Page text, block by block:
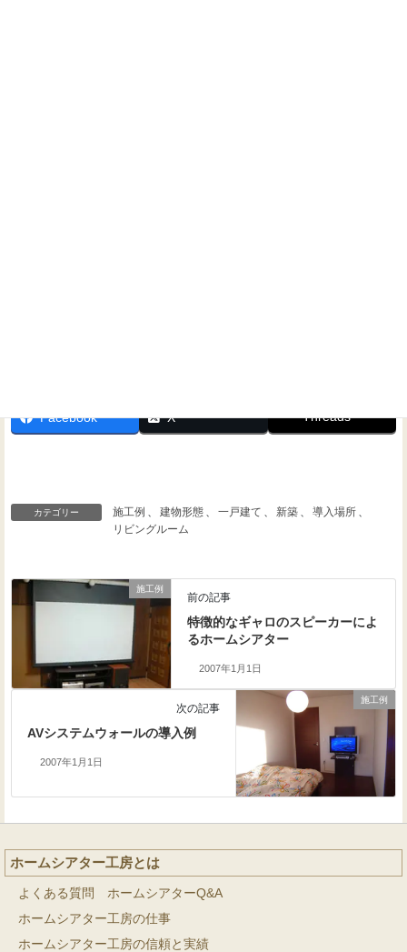
Facebook X Threads
カテゴリー 施工例 、 建物形態 、 一戸建て 、 新築 、 導入場所 、
リビングルーム
施工例
前の記事
特徴的なギャロのスピーカーによ
るホームシアター
2007年1月1日
施工例
次の記事
AVシステムウォールの導入例
2007年1月1日
ホームシアター工房とは
よくある質問 ホームシアターQ&A
ホームシアター工房の仕事
ホームシアター工房の信頼と実績